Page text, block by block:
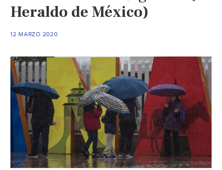
Heraldo de México)
12 MARZO 2020